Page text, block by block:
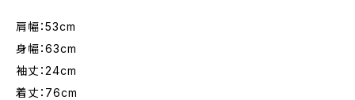
肩幅：53cm
身幅：63cm
袖丈：24cm
着丈：76cm